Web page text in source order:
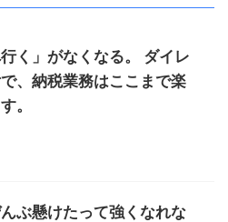
行く」がなくなる。 ダイレ
、納税業務はここまで楽
。
んぶ懸けたって強くなれな